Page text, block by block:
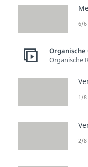
6/6
Organische
Organische
1/8
2/8